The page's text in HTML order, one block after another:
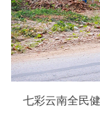
七彩云南全民健